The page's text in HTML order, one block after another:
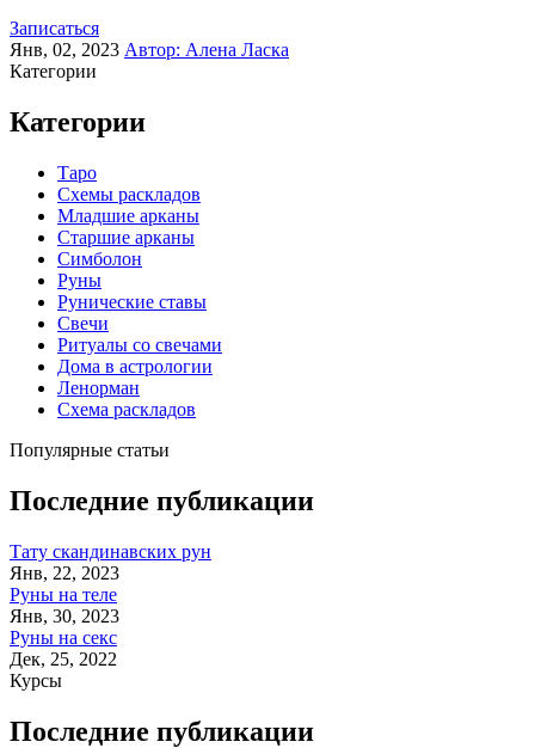
Записаться
Янв, 02, 2023 Автор: Алена Ласка
Категории
Категории
Таро
Схемы раскладов
Младшие арканы
Старшие арканы
Симболон
Руны
Рунические ставы
Свечи
Ритуалы со свечами
Дома в астрологии
Ленорман
Схема раскладов
Популярные статьи
Последние публикации
Тату скандинавских рун
Янв, 22, 2023
Руны на теле
Янв, 30, 2023
Руны на секс
Дек, 25, 2022
Курсы
Последние публикации